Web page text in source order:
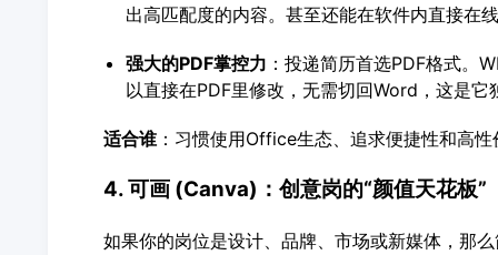
出高匹配度的内容。甚至还能在软件内直接在
强大的PDF掌控力 ：投递简历首选PDF格式。
以直接在PDF里修改，无需切回Word，这是它
适合谁：习惯使用Office生态、追求便捷性和高性
4. 可画 (Canva)：创意岗的“颜值天花板”
如果你的岗位是设计、品牌、市场或新媒体，那